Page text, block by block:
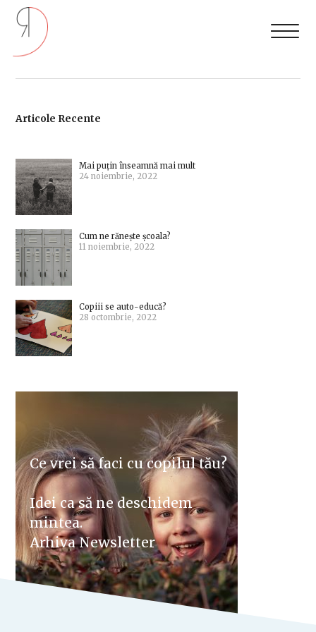
Articole Recente
Mai puțin înseamnă mai mult
24 noiembrie, 2022
Cum ne rănește școala?
11 noiembrie, 2022
Copiii se auto-educă?
28 octombrie, 2022
Ce vrei să faci cu copilul tău?
Idei ca să ne deschidem
mintea.
Arhiva Newsletter